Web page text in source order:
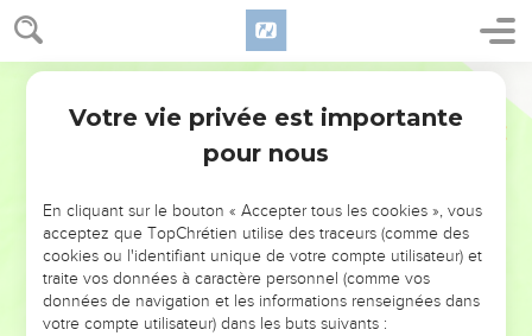
NE MANQUEZ PAS L’ÉVÉNEMENT
DE L’ANNÉE !
ET SI LEURS ERREURS POUVAIENT VOUS ÉVITER LES
VOTRES ?
Votre vie privée est importante
pour nous
En cliquant sur le bouton « Accepter tous les cookies », vous
acceptez que TopChrétien utilise des traceurs (comme des
cookies ou l'identifiant unique de votre compte utilisateur) et
traite vos données à caractère personnel (comme vos
données de navigation et les informations renseignées dans
votre compte utilisateur) dans les buts suivants :